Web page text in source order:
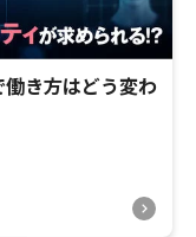
き方はどう変わ